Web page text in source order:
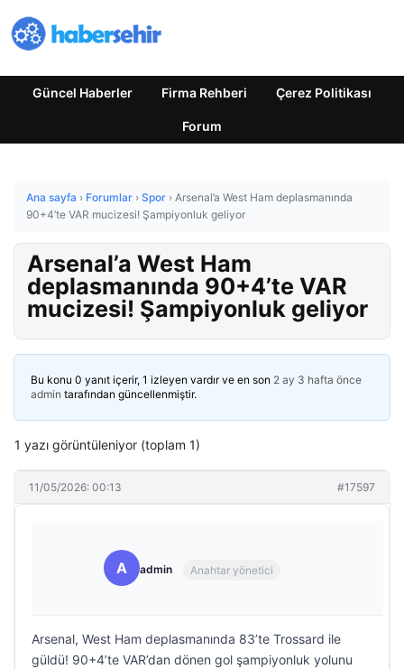
Güncel Haberler Firma Rehberi Çerez Politikası
Forum
Ana sayfa › Forumlar › Spor › Arsenal’a West Ham deplasmanında
90+4’te VAR mucizesi! Şampiyonluk geliyor
Arsenal’a West Ham
deplasmanında 90+4’te VAR
mucizesi! Şampiyonluk geliyor
Bu konu 0 yanıt içerir, 1 izleyen vardır ve en son 2 ay 3 hafta önce
admin tarafından güncellenmiştir.
1 yazı görüntüleniyor (toplam 1)
11/05/2026: 00:13 #17597
A admin Anahtar yönetici
Arsenal, West Ham deplasmanında 83’te Trossard ile
güldü! 90+4’te VAR’dan dönen gol şampiyonluk yolunu